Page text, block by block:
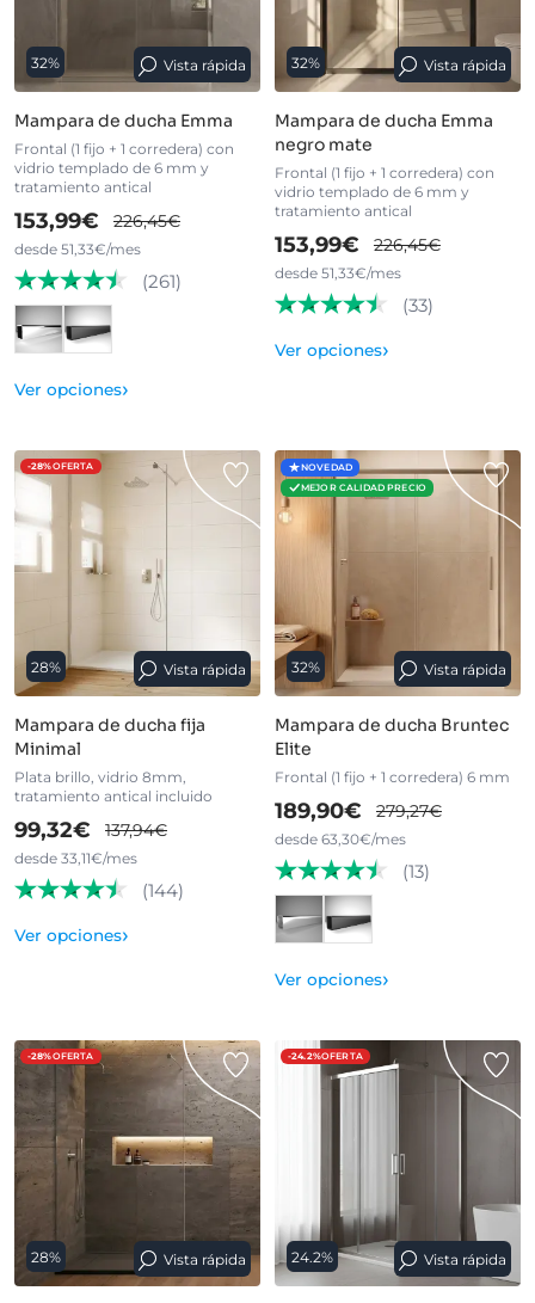
32% Vista rápida
Mampara de ducha Emma
Frontal (1 fijo + 1 corredera) con
vidrio templado de 6 mm y
tratamiento antical
153,99€ 226,45€
desde 51,33€/mes
(261)
Ver opciones›
32% Vista rápida
Mampara de ducha Emma
negro mate
Frontal (1 fijo + 1 corredera) con
vidrio templado de 6 mm y
tratamiento antical
153,99€ 226,45€
desde 51,33€/mes
(33)
Ver opciones›
-28%OFERTA
28% Vista rápida
Mampara de ducha fija
Minimal
Plata brillo, vidrio 8mm,
tratamiento antical incluido
99,32€ 137,94€
desde 33,11€/mes
(144)
Ver opciones›
NOVEDAD
MEJOR CALIDAD PRECIO
32% Vista rápida
Mampara de ducha Bruntec
Elite
Frontal (1 fijo + 1 corredera) 6 mm
189,90€ 279,27€
desde 63,30€/mes
(13)
Ver opciones›
-28%OFERTA
28% Vista rápida
-24.2%OFERTA
24.2% Vista rápida